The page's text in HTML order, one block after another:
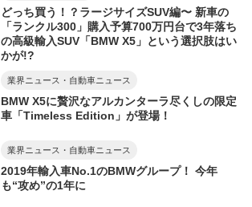
どっち買う！？ラージサイズSUV編〜 新車の
「ランクル300」購入予算700万円台で3年落ち
の高級輸入SUV「BMW X5」という選択肢はい
かが!?
業界ニュース・自動車ニュース
BMW X5に贅沢なアルカンターラ尽くしの限定
車「Timeless Edition」が登場！
業界ニュース・自動車ニュース
2019年輸入車No.1のBMWグループ！ 今年
も“攻め”の1年に